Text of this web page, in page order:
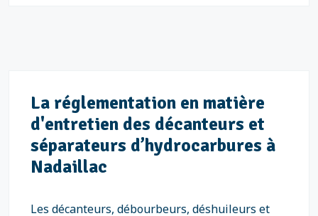
La réglementation en matière
d'entretien des décanteurs et
séparateurs d’hydrocarbures à
Nadaillac
Les décanteurs, débourbeurs, déshuileurs et